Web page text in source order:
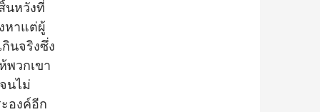
นหวังที่
หาแต่ผู้
นจริงซึ่ง
พวกเขา
นไม่
องค์อีก